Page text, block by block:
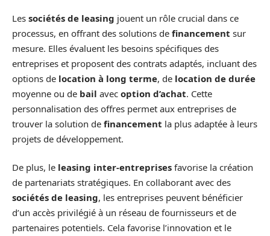
Les sociétés de leasing jouent un rôle crucial dans ce
processus, en offrant des solutions de financement sur
mesure. Elles évaluent les besoins spécifiques des
entreprises et proposent des contrats adaptés, incluant des
options de location à long terme, de location de durée
moyenne ou de bail avec option d’achat. Cette
personnalisation des offres permet aux entreprises de
trouver la solution de financement la plus adaptée à leurs
projets de développement.
De plus, le leasing inter-entreprises favorise la création
de partenariats stratégiques. En collaborant avec des
sociétés de leasing, les entreprises peuvent bénéficier
d’un accès privilégié à un réseau de fournisseurs et de
partenaires potentiels. Cela favorise l’innovation et le